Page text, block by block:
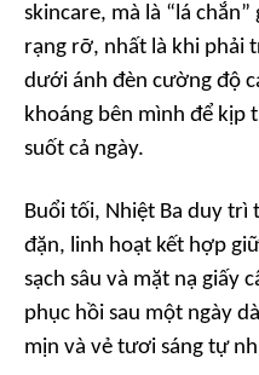
skincare, mà là “lá
rạng rỡ, nhất là khi phải
dưới ánh đèn cường độ
khoáng bên mình để kịp
suốt cả ngày.
Buổi tối, Nhiệt Ba duy trì
đặn, linh hoạt kết hợp
sạch sâu và mặt nạ giấy
phục hồi sau một ngày
mịn và vẻ tươi sáng tự